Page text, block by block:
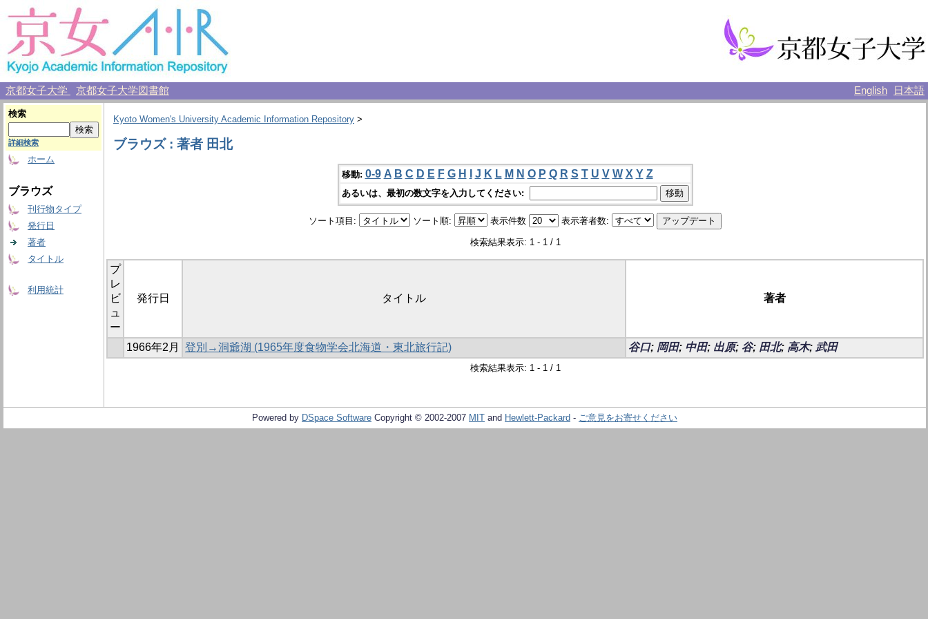
京都女子大学 京都女子大学図書館 English 日本語
検索
詳細検索
ホーム
ブラウズ
刊行物タイプ
発行日
著者
タイトル
利用統計
Kyoto Women's University Academic Information Repository >
ブラウズ : 著者 田北
移動: 0-9 A B C D E F G H J K L M N O P Q R S T U V W X Y Z
あるいは、最初の数文字を入力してください:
ソート項目: ソート順: 表示件数 表示著者数:
検索結果表示: 1 - 1 / 1
プ
レ
ビ
ュ
ー
発行日 タイトル 著者
1966年2月 登別→洞爺湖 (1965年度食物学会北海道・東北旅行記) 谷口; 岡田; 中田; 出原; 谷; 田北; 高木; 武田
検索結果表示: 1 - 1 / 1
Powered by DSpace Software Copyright © 2002-2007 MIT and Hewlett-Packard - ご意見をお寄せください